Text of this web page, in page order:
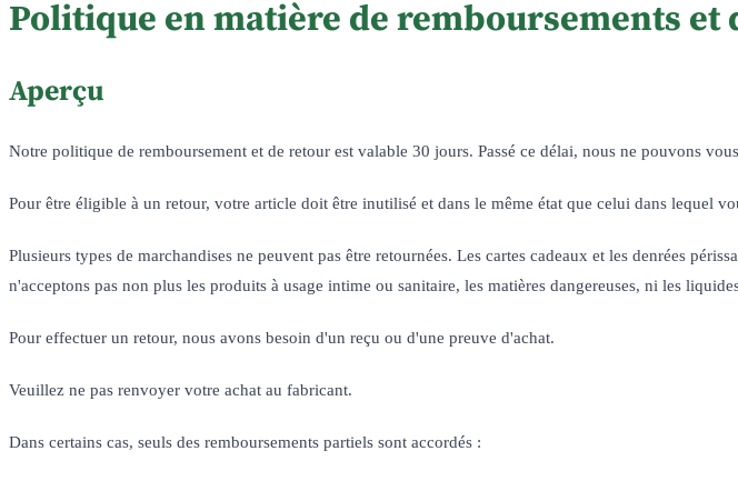
Politique en matière de remboursements et
Aperçu
Notre politique de remboursement et de retour est valable 30 jours. Passé ce délai, nous ne pouvons
Pour être éligible à un retour, votre article doit être inutilisé et dans le même état que celui dans lequel
Plusieurs types de marchandises ne peuvent pas être retournées. Les cartes cadeaux et les denrées
n'acceptons pas non plus les produits à usage intime ou sanitaire, les matières dangereuses, ni les
Pour effectuer un retour, nous avons besoin d'un reçu ou d'une preuve d'achat.
Veuillez ne pas renvoyer votre achat au fabricant.
Dans certains cas, seuls des remboursements partiels sont accordés :